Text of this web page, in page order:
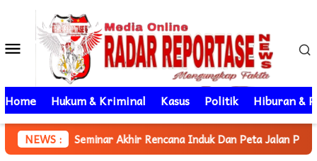
kontenMenu
Mobile
Home Hukum & Kriminal Kasus Politik Hiburan &
NEWS :
Akhir Rencana Induk Dan Peta Jalan Pemajuan Iptek